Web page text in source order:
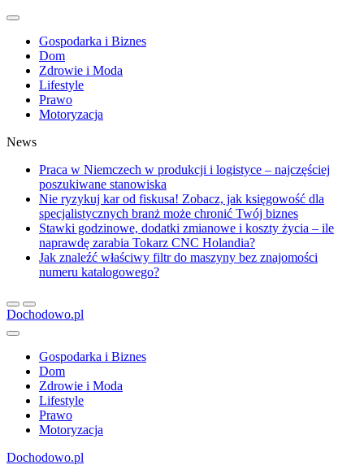
Gospodarka i Biznes
Dom
Zdrowie i Moda
Lifestyle
Prawo
Motoryzacja
News
Praca w Niemczech w produkcji i logistyce – najczęściej
poszukiwane stanowiska
Nie ryzykuj kar od fiskusa! Zobacz, jak księgowość dla
specjalistycznych branż może chronić Twój biznes
Stawki godzinowe, dodatki zmianowe i koszty życia – ile
naprawdę zarabia Tokarz CNC Holandia?
Jak znaleźć właściwy filtr do maszyny bez znajomości
numeru katalogowego?
Dochodowo.pl
Gospodarka i Biznes
Dom
Zdrowie i Moda
Lifestyle
Prawo
Motoryzacja
Dochodowo.pl